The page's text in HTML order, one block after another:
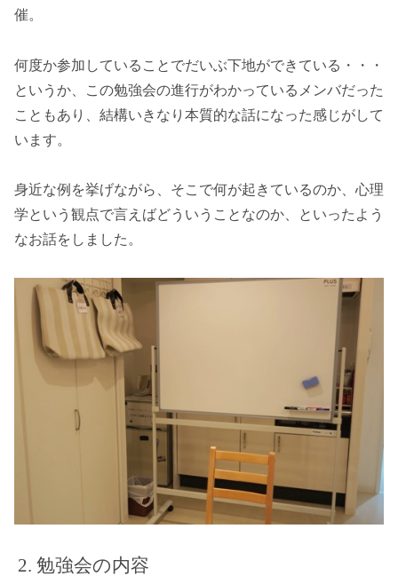
催。
何度か参加していることでだいぶ下地ができている・・・
というか、この勉強会の進行がわかっているメンバだった
こともあり、結構いきなり本質的な話になった感じがして
います。
身近な例を挙げながら、そこで何が起きているのか、心理
学という観点で言えばどういうことなのか、といったよう
なお話をしました。
勉強会の内容